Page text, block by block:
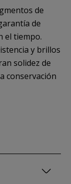
de
de
el tiempo.
y brillos
solidez de
conservación